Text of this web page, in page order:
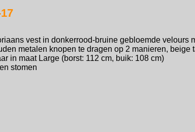
vest in donkerrood-bruine gebloemde velours
metalen knopen te dragen op 2 manieren, beige
in maat Large (borst: 112 cm, buik: 108 cm)
stomen